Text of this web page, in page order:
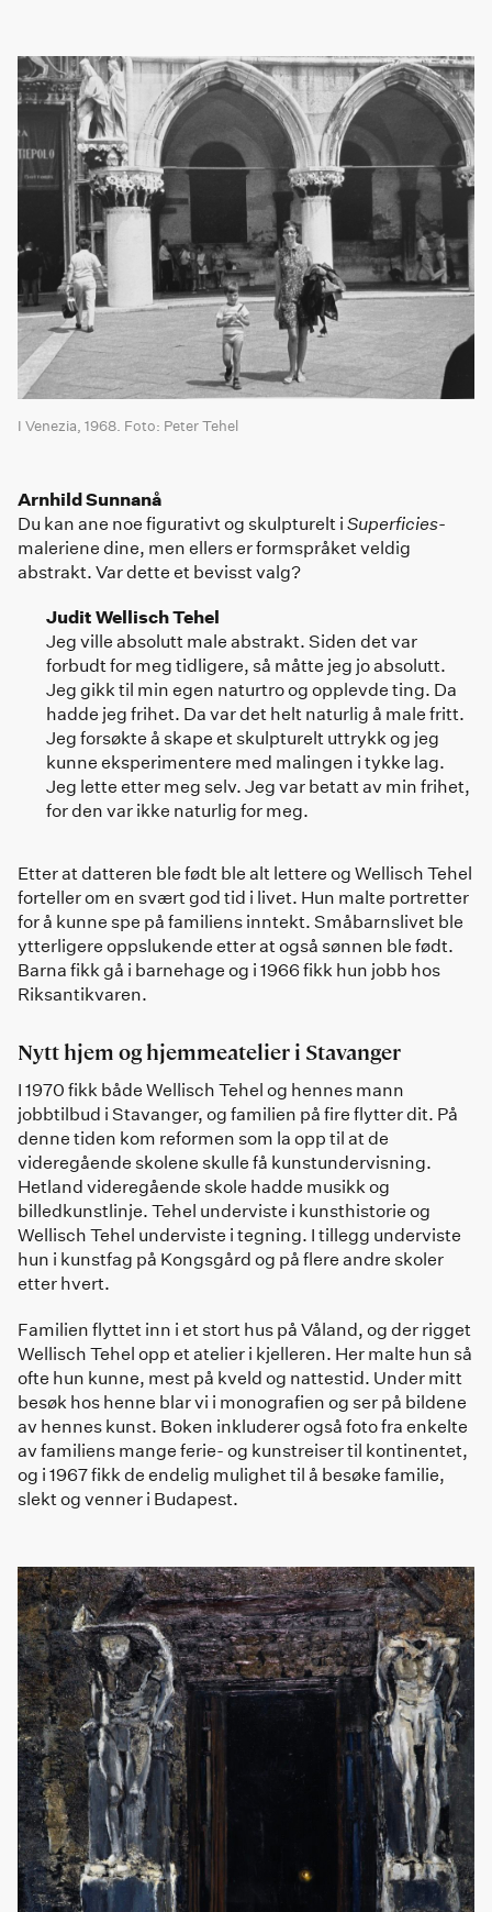
I Venezia, 1968. Foto: Peter Tehel
Arnhild Sunnanå
Du kan ane noe figurativt og skulpturelt iSuperficies-
maleriene dine, men ellers er formspråket veldig
abstrakt. Var dette et bevisst valg?
Judit Wellisch Tehel
Jeg ville absolutt male abstrakt. Siden det var
forbudt for meg tidligere, så måtte jeg jo absolutt.
Jeg gikk til min egen naturtro og opplevde ting. Da
hadde jeg frihet. Da var det helt naturlig å male fritt.
Jeg forsøkte å skape et skulpturelt uttrykk og jeg
kunne eksperimentere med malingen i tykke lag.
Jeg lette etter meg selv. Jeg var betatt av min frihet,
for den var ikke naturlig for meg.
Etter at datteren ble født ble alt lettere og Wellisch Tehel
forteller om en svært god tid i livet. Hun malte portretter
for å kunne spe på familiens inntekt. Småbarnslivet ble
ytterligere oppslukende etter at også sønnen ble født.
Barna fikk gå i barnehage og i 1966 fikk hun jobb hos
Riksantikvaren.
Nytt hjem og hjemmeatelier i Stavanger
I 1970 fikk både Wellisch Tehel og hennes mann
jobbtilbud i Stavanger, og familien på fire flytter dit. På
denne tiden kom reformen som la opp til at de
videregående skolene skulle få kunstundervisning.
Hetland videregående skole hadde musikk og
billedkunstlinje. Tehel underviste i kunsthistorie og
Wellisch Tehel underviste i tegning. I tillegg underviste
hun i kunstfag på Kongsgård og på flere andre skoler
etter hvert.
Familien flyttet inn i et stort hus på Våland, og der rigget
Wellisch Tehel opp et atelier i kjelleren. Her malte hun så
ofte hun kunne, mest på kveld og nattestid. Under mitt
besøk hos henne blar vi i monografien og ser på bildene
av hennes kunst. Boken inkluderer også foto fra enkelte
av familiens mange ferie- og kunstreiser til kontinentet,
og i 1967 fikk de endelig mulighet til å besøke familie,
slekt og venner i Budapest.